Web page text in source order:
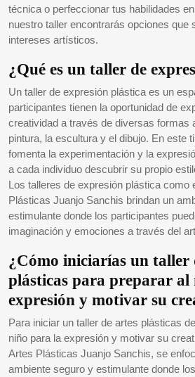
técnica o perfeccionar tus habilidades
nuestro taller encontrarás opciones que
intereses artísticos.
¿Qué es un taller de
Un taller de expresión plástica es un
participantes tienen la oportunidad de
creatividad a través de diversas formas
pintura, la escultura y el dibujo. En este
fomenta la experimentación y la
a cada individuo descubrir su propio
Los talleres de expresión plástica como
Plásticas Juanjo Sanchis brindan un
estimulante donde los participantes
imaginación y emociones a través del
¿Cómo iniciarías un taller
plásticas para preparar al
expresión y motivar su
Para iniciar un taller de artes plásticas
niño para la expresión y motivar su
Artes Plásticas Juanjo Sanchis, se
ambiente seguro y estimulante donde